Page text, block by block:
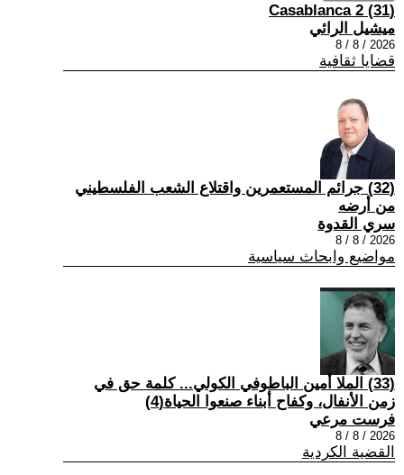
(31) Casablanca 2
ميشيل الرائي
2026 / 8 / 8
قضايا ثقافية
(32) جرائم المستعمرين واقتلاع الشعب الفلسطيني
من أرضه
سري القدوة
2026 / 8 / 8
مواضيع وابحاث سياسية
(33) الملا أمين الباطوفي الكولي... كلمة حق في
زمن الأنفال، وكفاح أبناء صنعوا الحياة(4)
فرست مرعي
2026 / 8 / 8
القضية الكردية